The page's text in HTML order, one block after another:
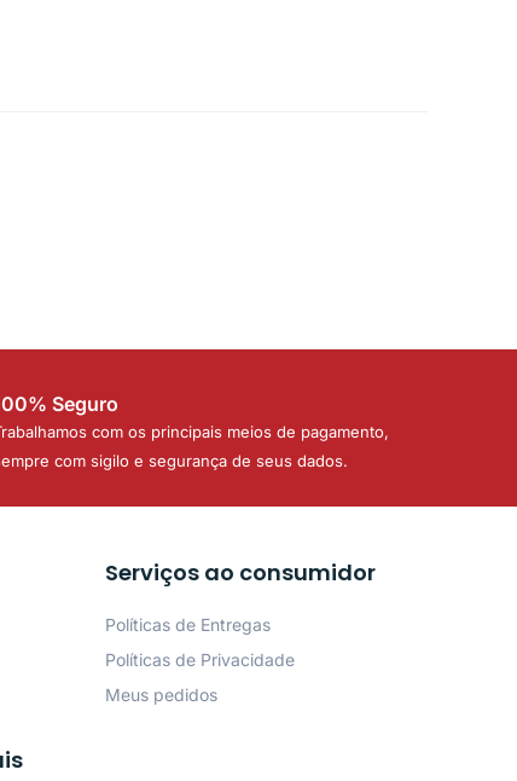
Seguro
com os principais meios de pagamento,
com sigilo e segurança de seus dados.
Serviços ao consumidor
Políticas de Entregas
Políticas de Privacidade
Meus pedidos